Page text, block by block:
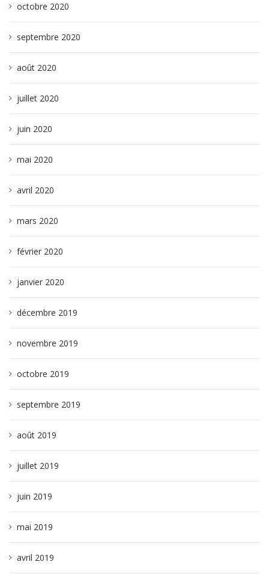
octobre 2020
septembre 2020
août 2020
juillet 2020
juin 2020
mai 2020
avril 2020
mars 2020
février 2020
janvier 2020
décembre 2019
novembre 2019
octobre 2019
septembre 2019
août 2019
juillet 2019
juin 2019
mai 2019
avril 2019